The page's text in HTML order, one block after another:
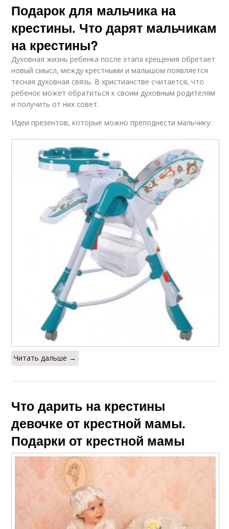
Подарок для мальчика на
крестины. Что дарят мальчикам
на крестины?
Духовная жизнь ребенка после этапа крещения обретает
новый смысл, между крестными и малышом появляется
тесная духовная связь. В христианстве считается, что
ребенок может обратиться к своим духовным родителям
и получить от них совет.
Идеи презентов, которые можно преподнести мальчику:
Читать дальше →
Что дарить на крестины
девочке от крестной мамы.
Подарки от крестной мамы